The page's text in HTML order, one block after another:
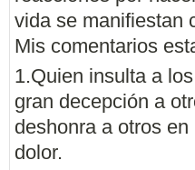
vida se manifiestan
Mis comentarios
1.Quien insulta a
gran decepción a
deshonra a otros
dolor.